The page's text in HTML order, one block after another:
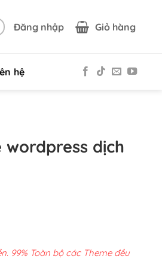
Đăng nhập Giỏ hàng
hệ
wordpress dịch
99% Toàn bộ các Theme đều